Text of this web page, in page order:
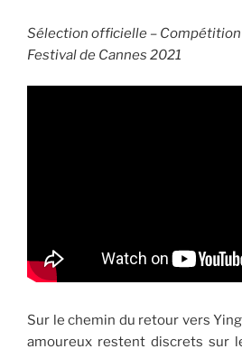
Sélection officielle –
Festival de Cannes 2021
Sur le chemin du retour vers
amoureux restent discrets sur